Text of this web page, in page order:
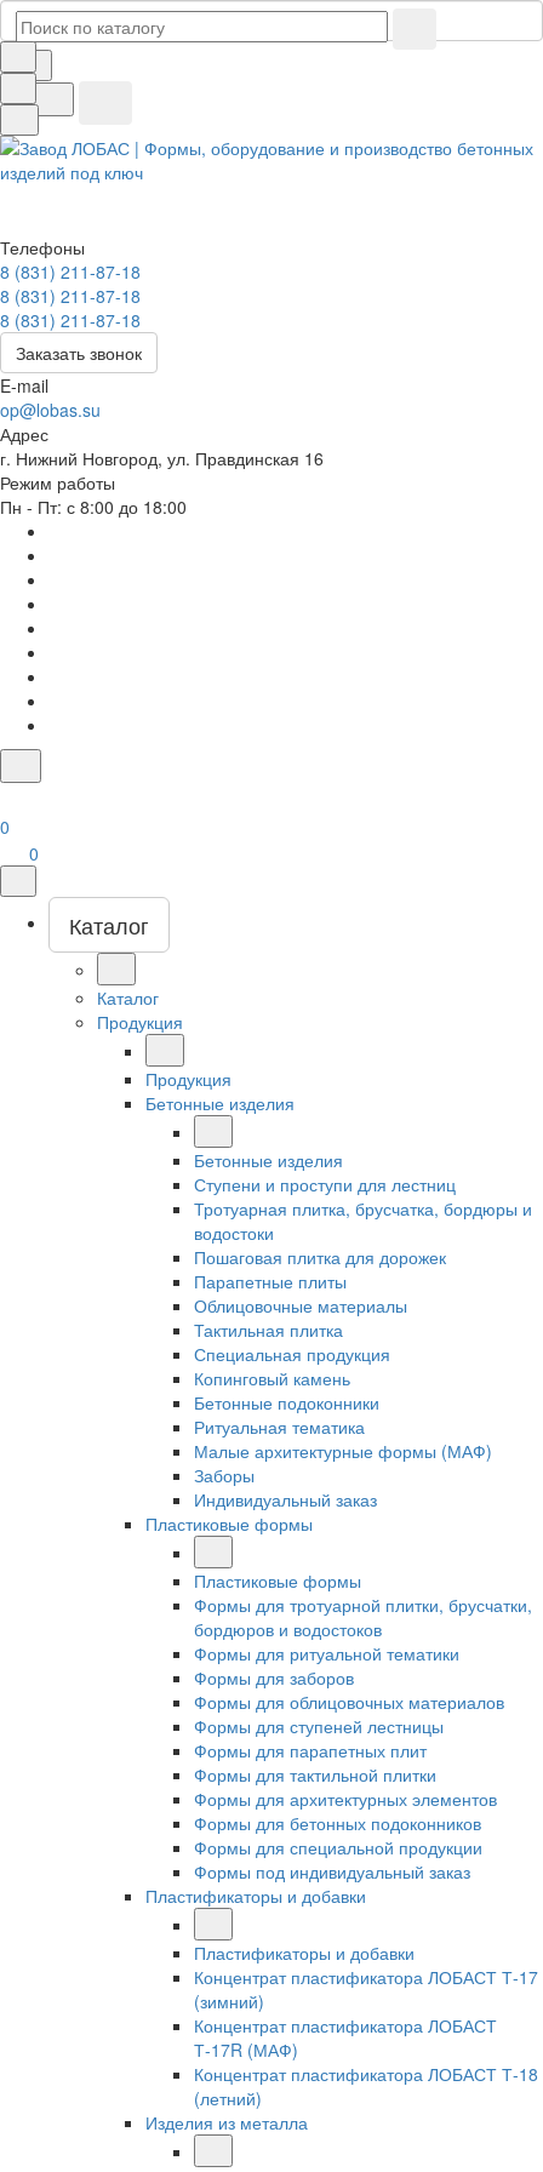
Телефоны
8 (831) 211-87-18
8 (831) 211-87-18
8 (831) 211-87-18
Заказать звонок
E-mail
op@lobas.su
Адрес
г. Нижний Новгород, ул. Правдинская 16
Режим работы
Пн - Пт: с 8:00 до 18:00
0
0
Каталог
Каталог
Продукция
Продукция
Бетонные изделия
Бетонные изделия
Ступени и проступи для лестниц
Тротуарная плитка, брусчатка, бордюры и
водостоки
Пошаговая плитка для дорожек
Парапетные плиты
Облицовочные материалы
Тактильная плитка
Специальная продукция
Копинговый камень
Бетонные подоконники
Ритуальная тематика
Малые архитектурные формы (МАФ)
Заборы
Индивидуальный заказ
Пластиковые формы
Пластиковые формы
Формы для тротуарной плитки, брусчатки,
бордюров и водостоков
Формы для ритуальной тематики
Формы для заборов
Формы для облицовочных материалов
Формы для ступеней лестницы
Формы для парапетных плит
Формы для тактильной плитки
Формы для архитектурных элементов
Формы для бетонных подоконников
Формы для специальной продукции
Формы под индивидуальный заказ
Пластификаторы и добавки
Пластификаторы и добавки
Концентрат пластификатора ЛОБАСТ Т-17
(зимний)
Концентрат пластификатора ЛОБАСТ
Т-17R (МАФ)
Концентрат пластификатора ЛОБАСТ Т-18
(летний)
Изделия из металла